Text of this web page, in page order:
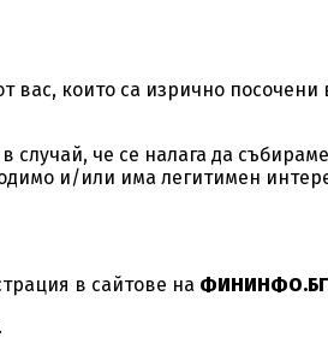
вас, които са изрично
че се налага да
и/или има легитимен
в сайтове на ФИНИНФО.БГ
.